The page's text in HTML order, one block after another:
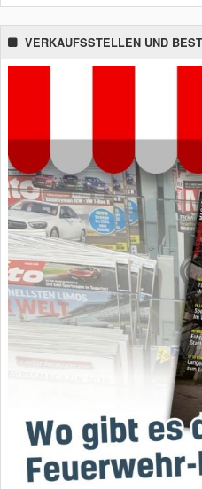
VERKAUFSSTELLEN UND